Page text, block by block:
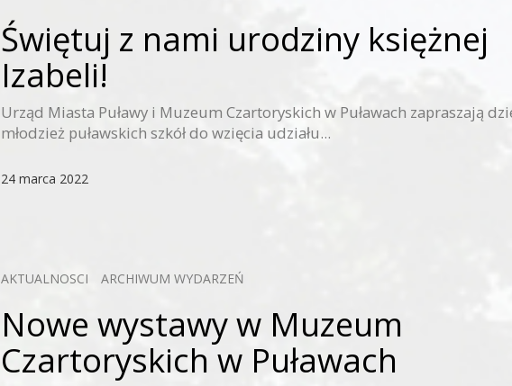
Świętuj z nami urodziny księżnej
Izabeli!
Urząd Miasta Puławy i Muzeum Czartoryskich w Puławach zapraszają
młodzież puławskich szkół do wzięcia udziału...
24 marca 2022
AKTUALNOSCI ARCHIWUM WYDARZEŃ
Nowe wystawy w Muzeum
Czartoryskich w Puławach